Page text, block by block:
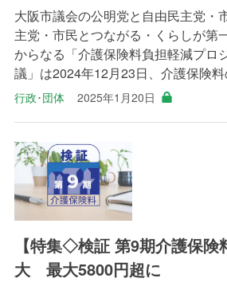
大阪市議会の公明党と自由民主党・
主党・市民とつながる・くらしが第
からなる「介護保険料負担軽減プロ
議」は2024年12月23日、介護保険
行政･団体 2025年1月20日
【特集◇検証 第9期介護保
大 最大5800円超に